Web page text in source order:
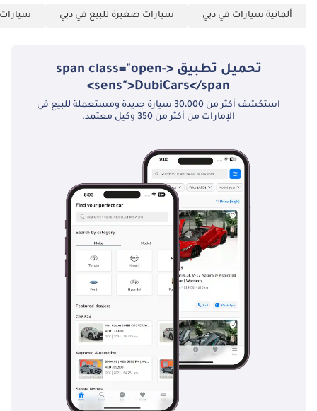
ألمانية سيارات في دبي سيارات صغيرة للبيع في دبي سيارات
تحميل تطبيق <span class="open-
sens">DubiCars</span>
استكشف أكثر من 30،000 سيارة جديدة ومستعملة للبيع في
الإمارات من أكثر من 350 وكيل معتمد.